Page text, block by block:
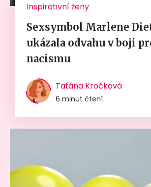
Inspirativní ženy
Sexsymbol Marlene
ukázala odvahu v boji
nacismu
Taťána Kročková
6 minut čtení